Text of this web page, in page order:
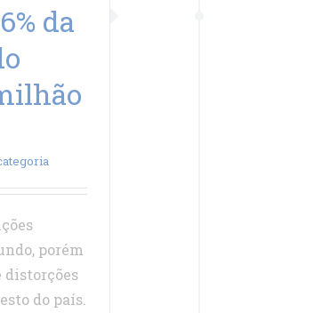
da
porém
distorções
do país.